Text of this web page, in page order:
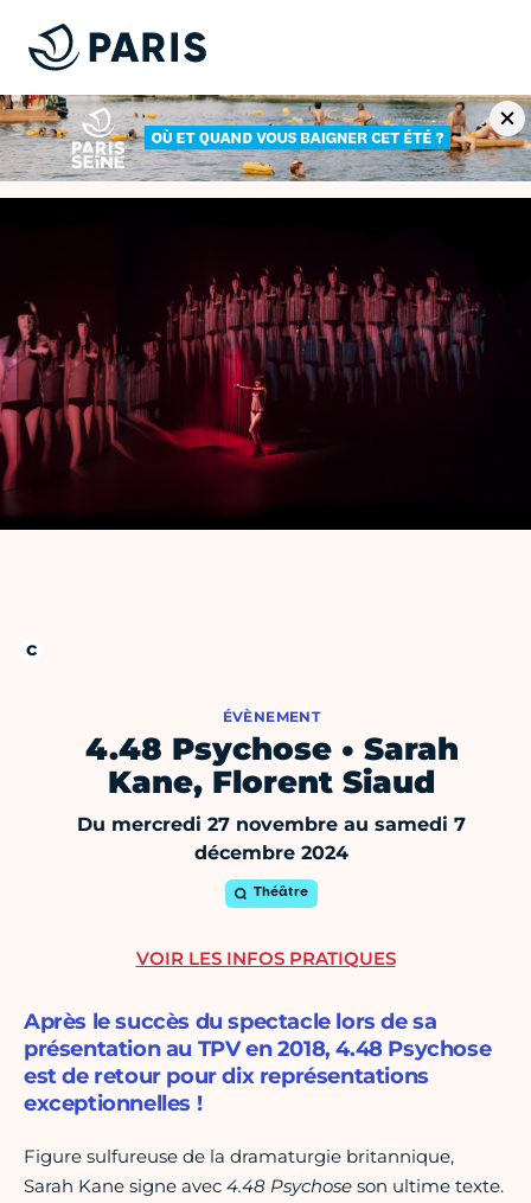
ÉVÈNEMENT
4.48 Psychose • Sarah
Kane, Florent Siaud
Du mercredi 27 novembre au samedi 7
décembre 2024
Théâtre
Après le succès du spectacle lors de sa
présentation au TPV en 2018, 4.48 Psychose
est de retour pour dix représentations
exceptionnelles !
Figure sulfureuse de la dramaturgie britannique,
Sarah Kane signe avec 4.48 Psychose son ultime texte.
VOIR LES INFOS PRATIQUES